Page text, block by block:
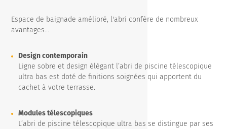
Espace de baignade amélioré, l'abri confère de nombreux
avantages...
Design contemporain
Ligne sobre et design élégant l’abri de piscine télescopique
ultra bas est doté de finitions soignées qui apportent du
cachet à votre terrasse.
Modules télescopiques
L’abri de piscine télescopique ultra bas se distingue par ses